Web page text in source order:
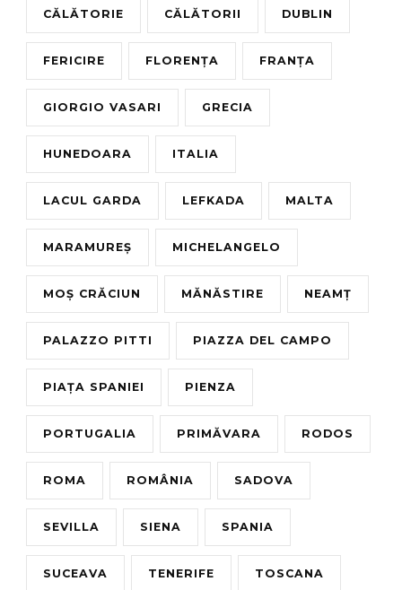
CĂLĂTORIE CĂLĂTORII DUBLIN
FERICIRE FLORENȚA FRANȚA
GIORGIO VASARI GRECIA
HUNEDOARA ITALIA
LACUL GARDA LEFKADA MALTA
MARAMUREȘ MICHELANGELO
MOȘ CRĂCIUN MĂNĂSTIRE NEAMȚ
PALAZZO PITTI PIAZZA DEL CAMPO
PIAȚA SPANIEI PIENZA
PORTUGALIA PRIMĂVARA RODOS
ROMA ROMÂNIA SADOVA
SEVILLA SIENA SPANIA
SUCEAVA TENERIFE TOSCANA